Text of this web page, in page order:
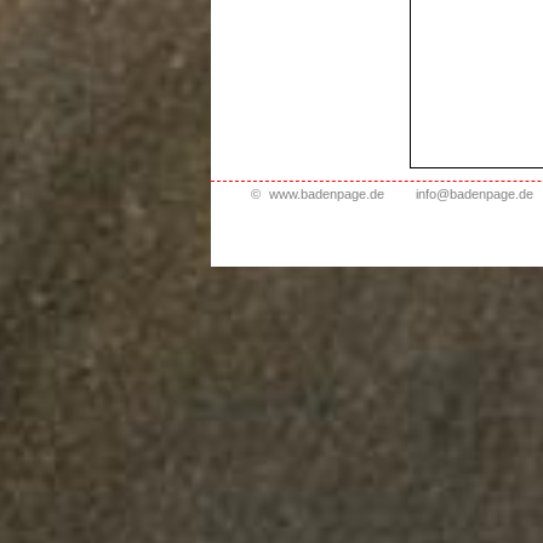
© www.badenpage.de info@badenpage.de